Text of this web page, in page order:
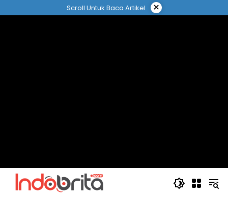
ke
Scroll Untuk Baca Artikel ×